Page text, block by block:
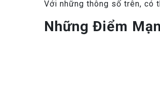
Với những thông số trên, có
Những Điểm